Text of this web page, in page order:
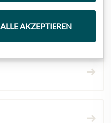
ALLE AKZEPTIEREN